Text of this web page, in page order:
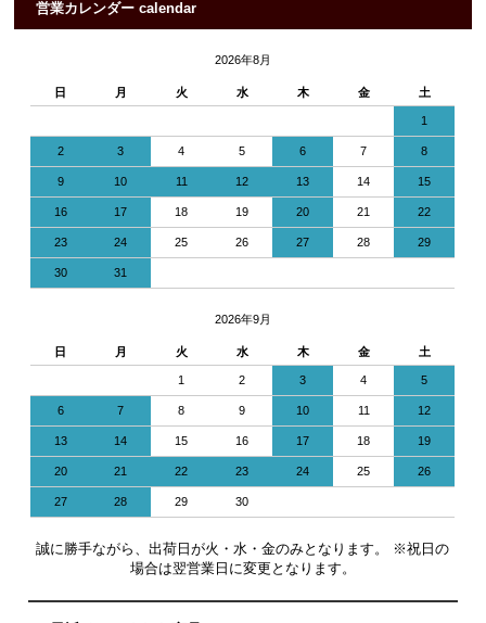
営業カレンダー calendar
2026年8月
日 月 火 水 木 金 土
1
2 3 4 5 6 7 8
9 10 11 12 13 14 15
16 17 18 19 20 21 22
23 24 25 26 27 28 29
30 31
2026年9月
日 月 火 水 木 金 土
1 2 3 4 5
6 7 8 9 10 11 12
13 14 15 16 17 18 19
20 21 22 23 24 25 26
27 28 29 30
誠に勝手ながら、出荷日が火・水・金のみとなります。 ※祝日の
場合は翌営業日に変更となります。